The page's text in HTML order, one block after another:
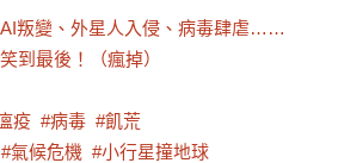
叛變、外星人入侵、病毒肆虐……
到最後！（瘋掉）
疫  #病毒  #飢荒
氣候危機  #小行星撞地球